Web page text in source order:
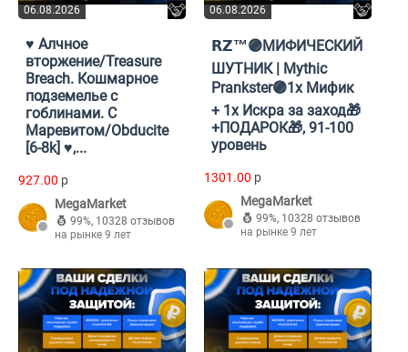
06.08.2026
♥ Алчное
вторжение/Treasure
Breach. Кошмарное
подземелье с
гоблинами. C
Маревитом/Obducite
[6-8k] ♥,...
927.00 p
MegaMarket
99%, 10328 отзывов
на рынке 9 лет
06.08.2026
𝗥𝗭™🟣МИФИЧЕСКИЙ
ШУТНИК | Mythic
Prankster🟣1x Мифик
+ 1x Искра за заход🎁
+ПОДАРОК🎁, 91-100
уровень
1301.00 p
MegaMarket
99%, 10328 отзывов
на рынке 9 лет